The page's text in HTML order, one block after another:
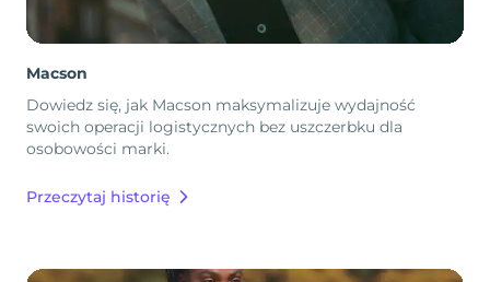
Macson
Dowiedz się, jak Macson maksymalizuje wydajność
swoich operacji logistycznych bez uszczerbku dla
osobowości marki.
Przeczytaj historię